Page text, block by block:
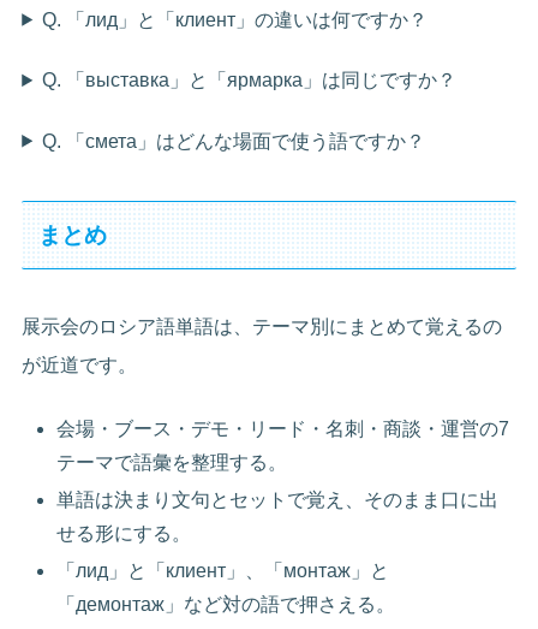
Q. 「лид」と「клиент」の違いは何ですか？
Q. 「выставка」と「ярмарка」は同じですか？
Q. 「смета」はどんな場面で使う語ですか？
まとめ
展示会のロシア語単語は、テーマ別にまとめて覚えるの
が近道です。
会場・ブース・デモ・リード・名刺・商談・運営の7
テーマで語彙を整理する。
単語は決まり文句とセットで覚え、そのまま口に出
せる形にする。
「лид」と「клиент」、「монтаж」と
「демонтаж」など対の語で押さえる。